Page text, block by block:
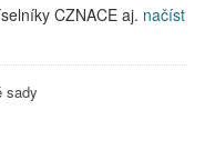
CZNACE aj. načíst
sady